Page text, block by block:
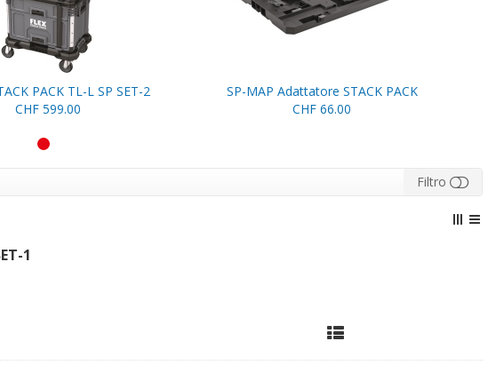
PACK TL-L SP SET-2
CHF 599.00
SP-MAP Adattatore STACK PACK
CHF 66.00
1
Filtro
1